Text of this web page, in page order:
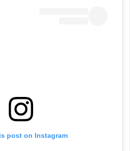
post on Instagram